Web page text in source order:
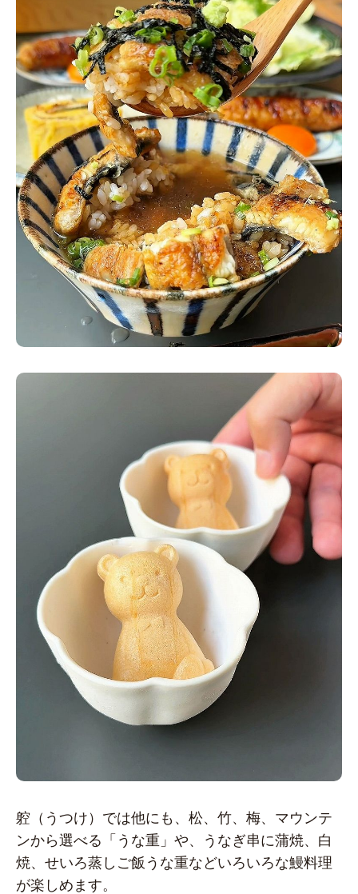
躻（うつけ）では他にも、松、竹、梅、マウンテ
ンから選べる「うな重」や、うなぎ串に蒲焼、白
焼、せいろ蒸しご飯うな重などいろいろな鰻料理
が楽しめます。